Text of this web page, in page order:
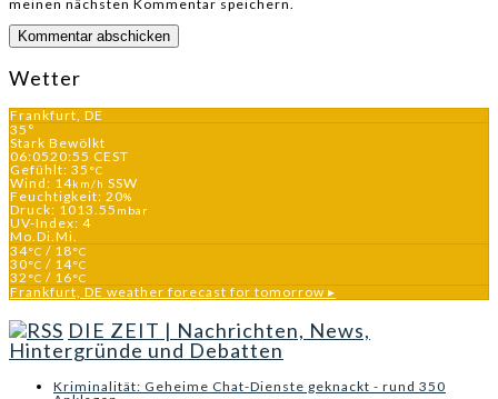
meinen nächsten Kommentar speichern.
Wetter
Frankfurt, DE
35°
Stark Bewölkt
06:0520:55 CEST
Gefühlt: 35 °C
Wind: 14km/h SSW
Feuchtigkeit: 20%
Druck: 1013.55 mbar
UV-Index: 4
Mo. Di. Mi.
34°C / 18°C
30°C / 14°C
32 °C / 16°C
Frankfurt, DE weather forecast for tomorrow ▸
DIE ZEIT | Nachrichten, News,
Hintergründe und Debatten
Kriminalität: Geheime Chat-Dienste geknackt - rund 350